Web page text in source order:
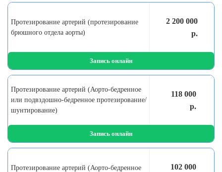
Протезирование артерий (протезирование
брюшного отдела аорты)
2 200 000
р.
Запись онлайн
Протезирование артерий (Аорто-бедренное
или подвздошно-бедренное протезирование/
шунтирование)
118 000
р.
Запись онлайн
Протезирование артерий (Аорто-бедренное
102 000